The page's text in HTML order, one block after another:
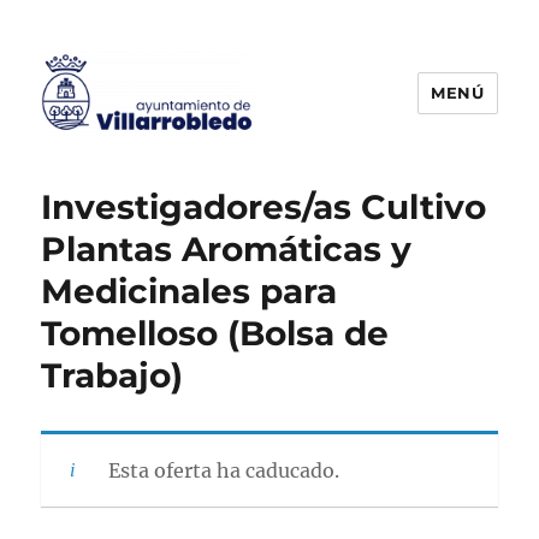
MENÚ
Investigadores/as Cultivo
Plantas Aromáticas y
Medicinales para
Tomelloso (Bolsa de
Trabajo)
Esta oferta ha caducado.